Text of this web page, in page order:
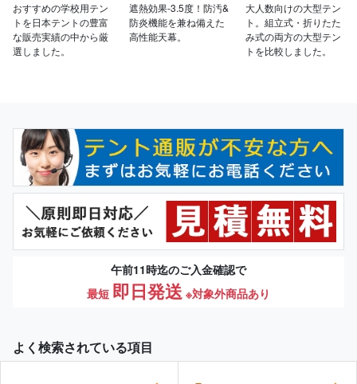
おすすめの学校用テン
トを日本テントの豊富
な販売実績の中から厳
選しました。
遮熱効果-3.5度！防汚&
防炎機能を兼ね備えた
高性能天幕。
大人数向けの大型テン
ト。組立式・折りたた
み式の両方の大型テン
トを比較しました。
午前11時迄のご入金確認で
最短 即日発送 ※対象外商品あり
よく検索されている項目